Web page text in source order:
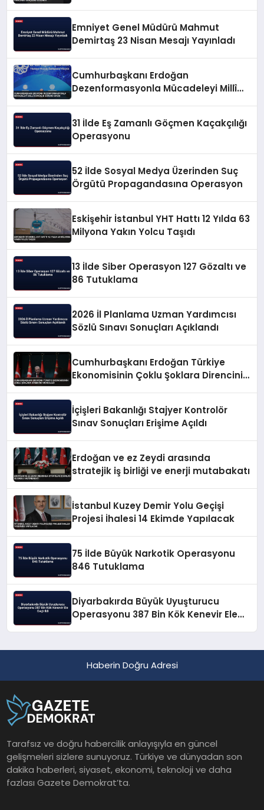
Emniyet Genel Müdürü Mahmut
Demirtaş 23 Nisan Mesajı Yayınladı
Cumhurbaşkanı Erdoğan
Dezenformasyonla Mücadeleyi Millî
31 İlde Eş Zamanlı Göçmen Kaçakçılığı
Operasyonu
52 İlde Sosyal Medya Üzerinden Suç
Örgütü Propagandasına Operasyon
Eskişehir İstanbul YHT Hattı 12 Yılda 63
Milyona Yakın Yolcu Taşıdı
13 İlde Siber Operasyon 127 Gözaltı ve
86 Tutuklama
2026 İl Planlama Uzman Yardımcısı
Sözlü Sınavı Sonuçları Açıklandı
Cumhurbaşkanı Erdoğan Türkiye
Ekonomisinin Çoklu Şoklara Direncini
İçişleri Bakanlığı Stajyer Kontrolör
Sınav Sonuçları Erişime Açıldı
Erdoğan ve ez Zeydi arasında
stratejik iş birliği ve enerji mutabakatı
İstanbul Kuzey Demir Yolu Geçişi
Projesi İhalesi 14 Ekimde Yapılacak
75 İlde Büyük Narkotik Operasyonu
846 Tutuklama
Diyarbakırda Büyük Uyuşturucu
Operasyonu 387 Bin Kök Kenevir Ele
Haberin Doğru Adresi
Tarafsız ve doğru habercilik anlayışıyla en güncel
gelişmeleri sizlere sunuyoruz. Türkiye ve dünyadan son
dakika haberleri, siyaset, ekonomi, teknoloji ve daha
fazlası Gazete Demokrat’ta.